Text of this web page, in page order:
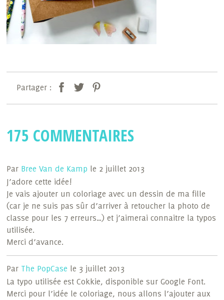
Partager :
175 COMMENTAIRES
Par Bree Van de Kamp le 2 juillet 2013
J’adore cette idée!
Je vais ajouter un coloriage avec un dessin de ma fille
(car je ne suis pas sûr d’arriver à retoucher la photo de
classe pour les 7 erreurs…) et j’aimerai connaitre la typos
utilisée.
Merci d’avance.
Par The PopCase le 3 juillet 2013
La typo utilisée est Cokkie, disponible sur Google Font.
Merci pour l’idée le coloriage, nous allons l’ajouter aux